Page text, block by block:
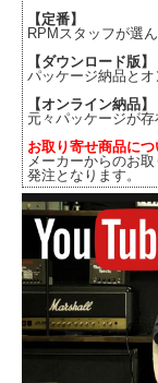
【定番】
RPMスタッフが選
【ダウンロード版】
パッケージ納品と
【オンライン納品】
元々パッケージが
お取り寄せ商品につ
メーカーからのお
発注となります。